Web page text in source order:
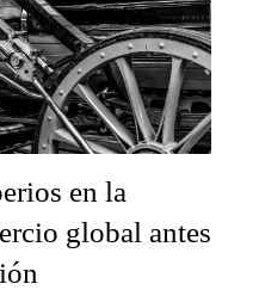
en la
global antes